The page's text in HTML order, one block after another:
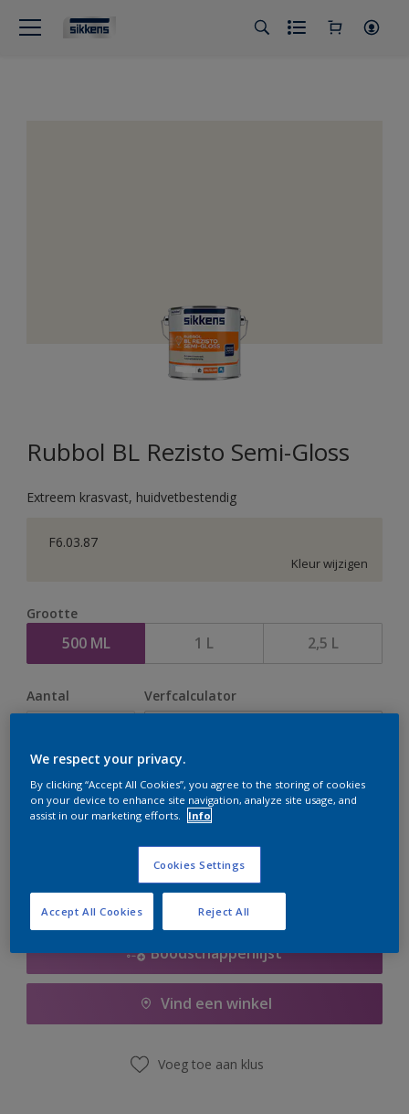
Rubbol BL Rezisto Semi-Gloss
Extreem krasvast, huidvetbestendig
F6.03.87
Kleur wijzigen
Grootte
500 ML 1 L 2,5 L
Aantal Verfcalculator
Op dit moment is het niet mogelijk dit product online
te bestellen. Houd de website in de gaten, we werken
Boodschappenlijst
Vind een winkel
Voeg toe aan klus
We respect your privacy.
By clicking “Accept All Cookies”, you agree to the storing of cookies
on your device to enhance site navigation, analyze site usage, and
assist in our marketing efforts.
Info
Cookies Settings
Reject All
Accept All Cookies